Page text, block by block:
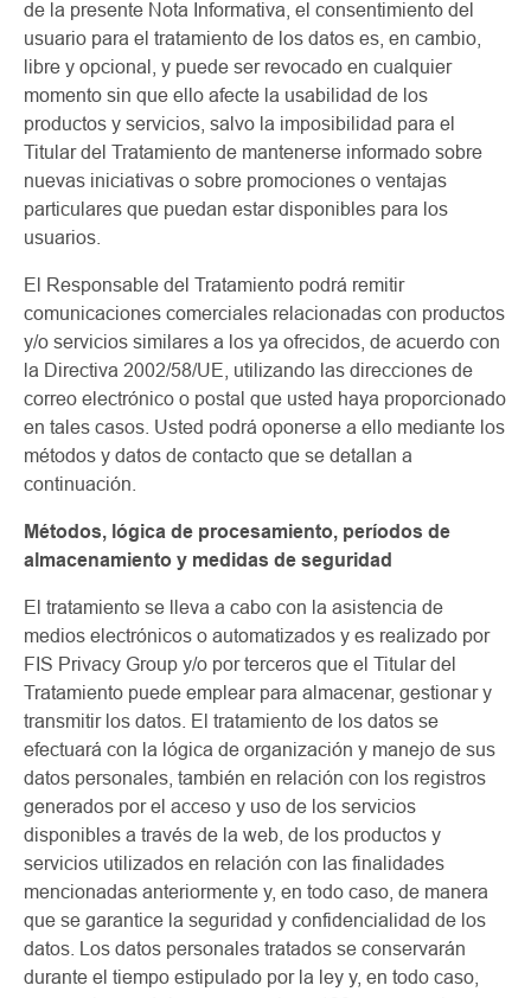
de la presente Nota Informativa, el consentimiento del
usuario para el tratamiento de los datos es, en cambio,
libre y opcional, y puede ser revocado en cualquier
momento sin que ello afecte la usabilidad de los
productos y servicios, salvo la imposibilidad para el
Titular del Tratamiento de mantenerse informado sobre
nuevas iniciativas o sobre promociones o ventajas
particulares que puedan estar disponibles para los
usuarios.
El Responsable del Tratamiento podrá remitir
comunicaciones comerciales relacionadas con productos
y/o servicios similares a los ya ofrecidos, de acuerdo con
la Directiva 2002/58/UE, utilizando las direcciones de
correo electrónico o postal que usted haya proporcionado
en tales casos. Usted podrá oponerse a ello mediante los
métodos y datos de contacto que se detallan a
continuación.
Métodos, lógica de procesamiento, períodos de
almacenamiento y medidas de seguridad
El tratamiento se lleva a cabo con la asistencia de
medios electrónicos o automatizados y es realizado por
FIS Privacy Group y/o por terceros que el Titular del
Tratamiento puede emplear para almacenar, gestionar y
transmitir los datos. El tratamiento de los datos se
efectuará con la lógica de organización y manejo de sus
datos personales, también en relación con los registros
generados por el acceso y uso de los servicios
disponibles a través de la web, de los productos y
servicios utilizados en relación con las finalidades
mencionadas anteriormente y, en todo caso, de manera
que se garantice la seguridad y confidencialidad de los
datos. Los datos personales tratados se conservarán
durante el tiempo estipulado por la ley y, en todo caso,